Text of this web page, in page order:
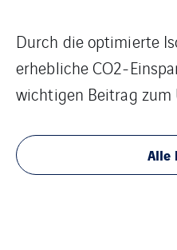
Durch die optimierte
erhebliche CO2-
wichtigen Beitrag
Alle